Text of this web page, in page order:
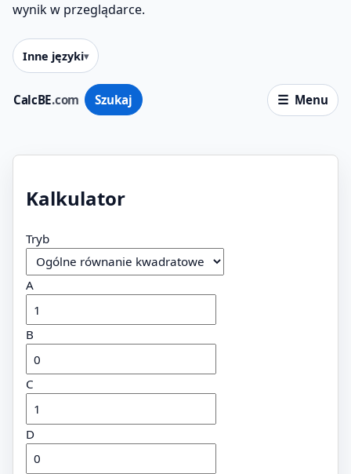
CalcBE.com Szukaj Menu
wynik w przeglądarce.
Inne języki
Kalkulator
Tryb
A
B
C
D